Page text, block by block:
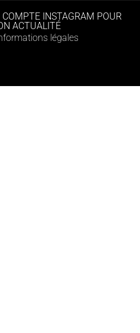
INSTAGRAM POUR
ACTUALITÉ
légales